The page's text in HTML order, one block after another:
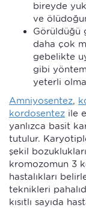
bireyde
ve
Görüldüğü
daha çok
gebelikte
gibi
yeterli
Amniyosentez,
kordosentez ile
yanlızca basit
tutulur.
şekil
kromozomun 3
hastalıkları
teknikleri
kısıtlı sayıda